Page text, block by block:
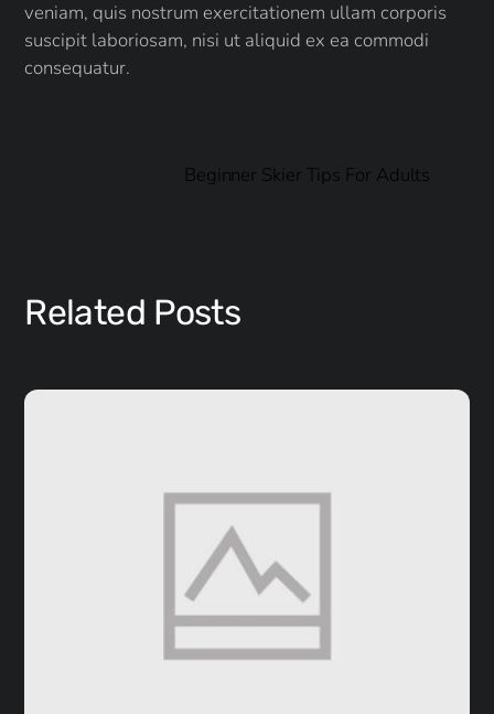
veniam, quis nostrum exercitationem ullam corporis
suscipit laboriosam, nisi ut aliquid ex ea commodi
consequatur.
Beginner Skier Tips For Adults
Related Posts